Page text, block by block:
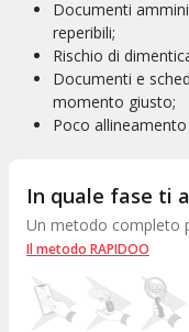
Documenti
reperibili;
Rischio di
Documenti e
momento giusto;
Poco
In quale fase ti
Un metodo completo
Il metodo RAPIDOO